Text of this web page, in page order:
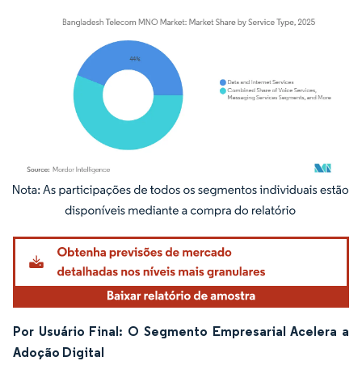
Imagem © Mordor Intelligence. O reuso requer atribuição conforme CC BY 4.0.
Por Usuário Final: O Segmento Empresarial Acelera a
Adoção Digital